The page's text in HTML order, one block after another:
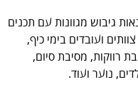
גיבוש מגוונות עם תכנים
ועובדים בימי כיף,
רווקות, מסיבת סיום,
נוער ועוד.